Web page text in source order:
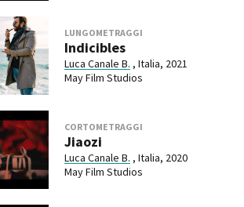
e gare
LUNGOMETRAGGI
Indicibles
Luca Canale B. , Italia, 2021
May Film Studios
CORTOMETRAGGI
Jiaozi
Luca Canale B. , Italia, 2020
May Film Studios